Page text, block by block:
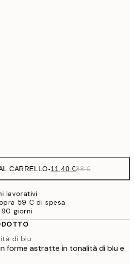
CARRELLO-11,40 €38 €
lavorativi
59 € di spesa
giorni
di blu
forme astratte in tonalità di blu e